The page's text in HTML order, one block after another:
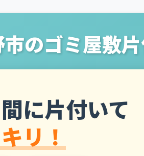
のゴミ屋敷
に片付いて
リ！